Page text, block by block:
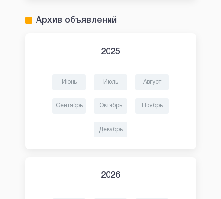
Архив объявлений
2025
Июнь Июль Август
Сентябрь Октябрь Ноябрь
Декабрь
2026